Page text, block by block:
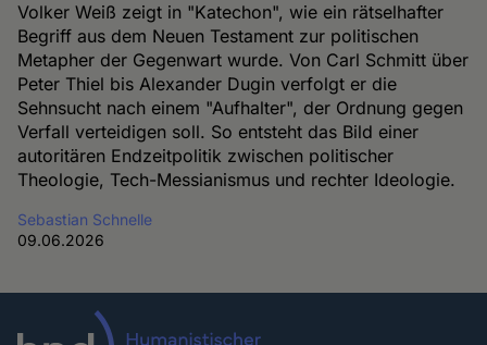
Volker Weiß zeigt in "Katechon", wie ein rätselhafter
Begriff aus dem Neuen Testament zur politischen
Metapher der Gegenwart wurde. Von Carl Schmitt über
Peter Thiel bis Alexander Dugin verfolgt er die
Sehnsucht nach einem "Aufhalter", der Ordnung gegen
Verfall verteidigen soll. So entsteht das Bild einer
autoritären Endzeitpolitik zwischen politischer
Theologie, Tech-Messianismus und rechter Ideologie.
Sebastian Schnelle
09.06.2026